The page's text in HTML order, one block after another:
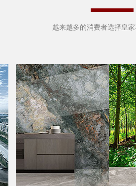
越来越多的消费者选择皇家